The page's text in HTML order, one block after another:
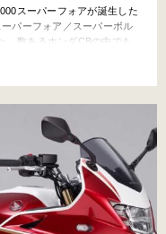
スーパーフォアが誕生した
パーフォア／スーパーボル
。数あるホンダCBの中でも
魅力とは何か? 歴代BIG-1を